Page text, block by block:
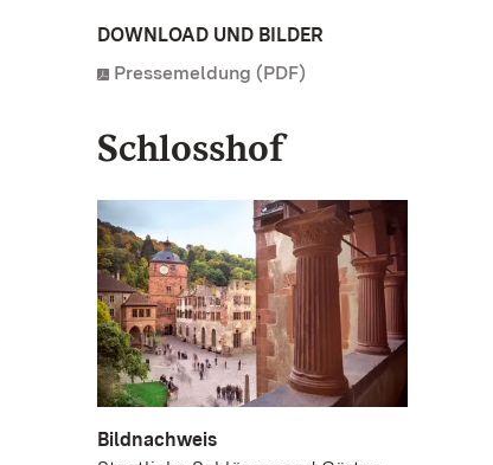
DOWNLOAD UND BILDER
Pressemeldung (PDF)
Schlosshof
Bildnachweis